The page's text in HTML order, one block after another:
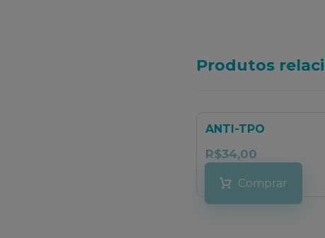
Produtos
ANTI-TPO
R$34,00
Comprar